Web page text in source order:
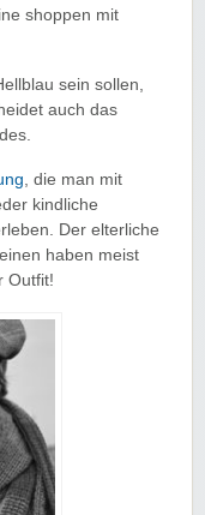
shoppen mit
sein sollen,
auch das
, die man mit
kindliche
Der elterliche
haben meist
Outfit!